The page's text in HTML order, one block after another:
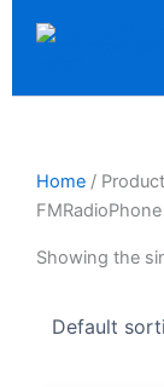
Home /
FMRadioPhone
Showing the